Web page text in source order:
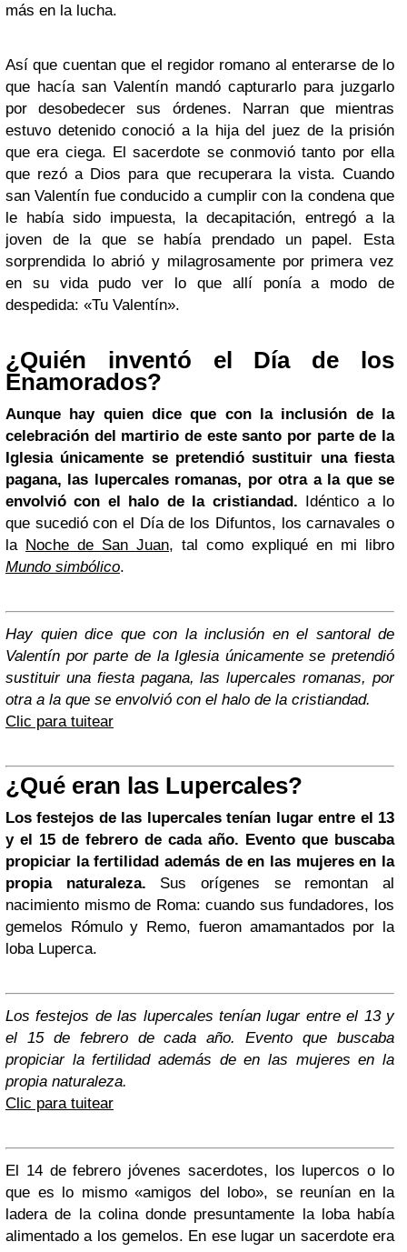
más en la lucha.
Así que cuentan que el regidor romano al enterarse de lo
que hacía san Valentín mandó capturarlo para juzgarlo
por desobedecer sus órdenes. Narran que mientras
estuvo detenido conoció a la hija del juez de la prisión
que era ciega. El sacerdote se conmovió tanto por ella
que rezó a Dios para que recuperara la vista. Cuando
san Valentín fue conducido a cumplir con la condena que
le había sido impuesta, la decapitación, entregó a la
joven de la que se había prendado un papel. Esta
sorprendida lo abrió y milagrosamente por primera vez
en su vida pudo ver lo que allí ponía a modo de
despedida: «Tu Valentín».
¿Quién inventó el Día de los
Enamorados?
Aunque hay quien dice que con la inclusión de la
celebración del martirio de este santo por parte de la
Iglesia únicamente se pretendió sustituir una fiesta
pagana, las lupercales romanas, por otra a la que se
envolvió con el halo de la cristiandad. Idéntico a lo
que sucedió con el Día de los Difuntos, los carnavales o
la Noche de San Juan, tal como expliqué en mi libro
Mundo simbólico.
Hay quien dice que con la inclusión en el santoral de
Valentín por parte de la Iglesia únicamente se pretendió
sustituir una fiesta pagana, las lupercales romanas, por
otra a la que se envolvió con el halo de la cristiandad.
Clic para tuitear
¿Qué eran las Lupercales?
Los festejos de las lupercales tenían lugar entre el 13
y el 15 de febrero de cada año. Evento que buscaba
propiciar la fertilidad además de en las mujeres en la
propia naturaleza. Sus orígenes se remontan al
nacimiento mismo de Roma: cuando sus fundadores, los
gemelos Rómulo y Remo, fueron amamantados por la
loba Luperca.
Los festejos de las lupercales tenían lugar entre el 13 y
el 15 de febrero de cada año. Evento que buscaba
propiciar la fertilidad además de en las mujeres en la
propia naturaleza.
Clic para tuitear
El 14 de febrero jóvenes sacerdotes, los lupercos o lo
que es lo mismo «amigos del lobo», se reunían en la
ladera de la colina donde presuntamente la loba había
alimentado a los gemelos. En ese lugar un sacerdote era